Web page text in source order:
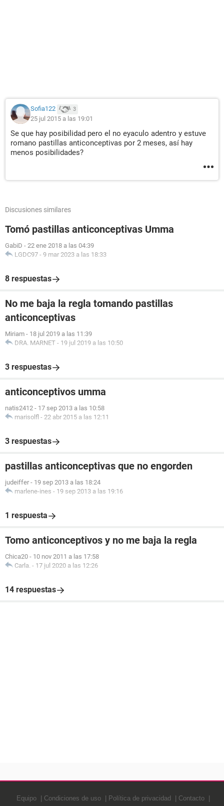
Sofia122 3
25 jul 2015 a las 19:01
Se que hay posibilidad pero el no eyaculo adentro y estuve
romano pastillas anticonceptivas por 2 meses, así hay
menos posibilidades?
Discusiones similares
Tomó pastillas anticonceptivas Umma
GabiD - 22 ene 2018 a las 04:39
LGDC97 - 9 mar 2023 a las 18:33
8 respuestas
No me baja la regla tomando pastillas
anticonceptivas
Miriam - 18 jul 2019 a las 11:39
DRA. MARNET - 19 jul 2019 a las 10:50
3 respuestas
anticonceptivos umma
natis2412 - 17 sep 2013 a las 10:58
marisolfl - 22 abr 2015 a las 12:11
3 respuestas
pastillas anticonceptivas que no engorden
judeiffer - 19 sep 2013 a las 18:24
marlene-ines - 19 sep 2013 a las 19:16
1 respuesta
Tomo anticonceptivos y no me baja la regla
Chica20 - 10 nov 2011 a las 17:58
Carla. - 17 jul 2020 a las 12:26
14 respuestas
Equipo Condiciones de uso Política de privacidad Contacto